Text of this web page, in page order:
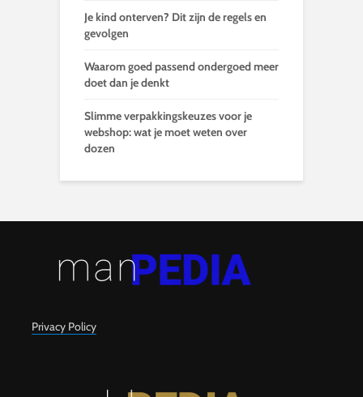
Je kind onterven? Dit zijn de regels en
gevolgen
Waarom goed passend ondergoed meer
doet dan je denkt
Slimme verpakkingskeuzes voor je
webshop: wat je moet weten over
dozen
Privacy Policy